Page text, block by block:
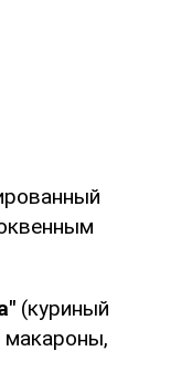
(куриный
макароны,